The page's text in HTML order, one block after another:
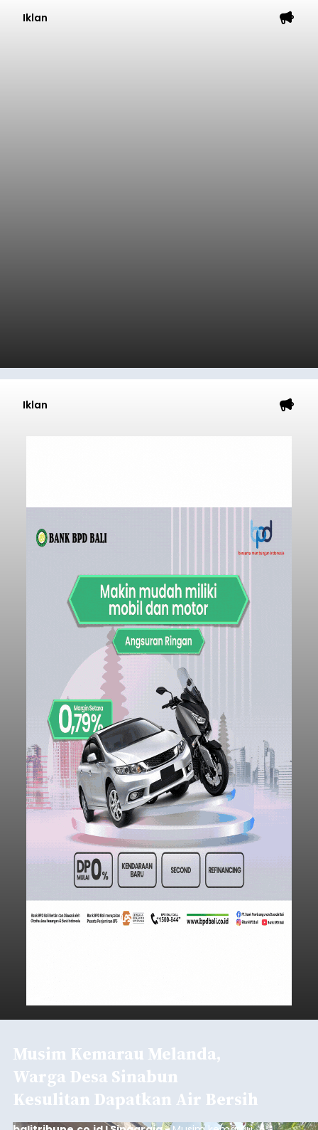
Iklan
Iklan
Musim Kemarau Melanda,
Warga Desa Sinabun
Kesulitan Dapatkan Air Bersih